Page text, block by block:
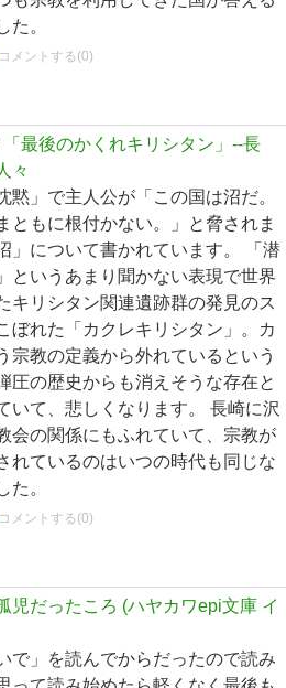
た。
コメントする(0)
最後のかくれキリシタン」--長
々
黙」で主人公が「この国は沼だ。
ともに根付かない。」と脅されま
」について書かれています。 「潜
というあまり聞かない表現で世界
キリシタン関連遺跡群の発見のス
ぼれた「カクレキリシタン」。カ
宗教の定義から外れているという
圧の歴史からも消えそうな存在と
いて、悲しくなります。 長崎に沢
会の関係にもふれていて、宗教が
れているのはいつの時代も同じな
た。
コメントする(0)
児だったころ (ハヤカワepi文庫 イ
で」を読んでからだったので読み